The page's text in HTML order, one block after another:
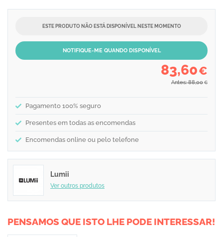
ESTE PRODUTO NÃO ESTÁ DISPONÍVEL NESTE MOMENTO
NOTIFIQUE-ME QUANDO DISPONÍVEL
83,60€
Antes: 88,00 €
Pagamento 100% seguro
Presentes em todas as encomendas
Encomendas online ou pelo telefone
Lumii
Ver outros produtos
PENSAMOS QUE ISTO LHE PODE INTERESSAR!